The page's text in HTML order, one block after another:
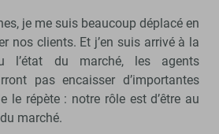
je me suis beaucoup déplacé en
nos clients. Et j’en suis arrivé à la
l’état du marché, les agents
pas encaisser d’importantes
le répète : notre rôle est d’être au
marché.